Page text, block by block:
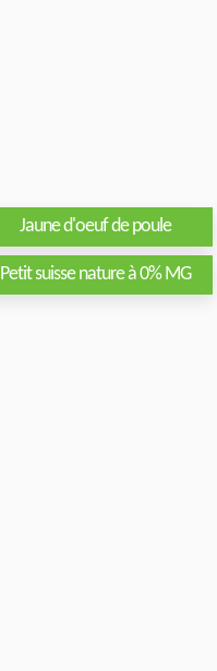
Jaune d'oeuf de poule
Petit suisse nature à 0% MG